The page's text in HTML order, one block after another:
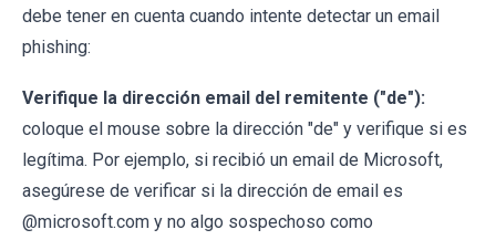
debe tener en cuenta cuando intente detectar un email
phishing:
Verifique la dirección email del remitente ("de"):
coloque el mouse sobre la dirección "de" y verifique si es
legítima. Por ejemplo, si recibió un email de Microsoft,
asegúrese de verificar si la dirección de email es
@microsoft.com y no algo sospechoso como